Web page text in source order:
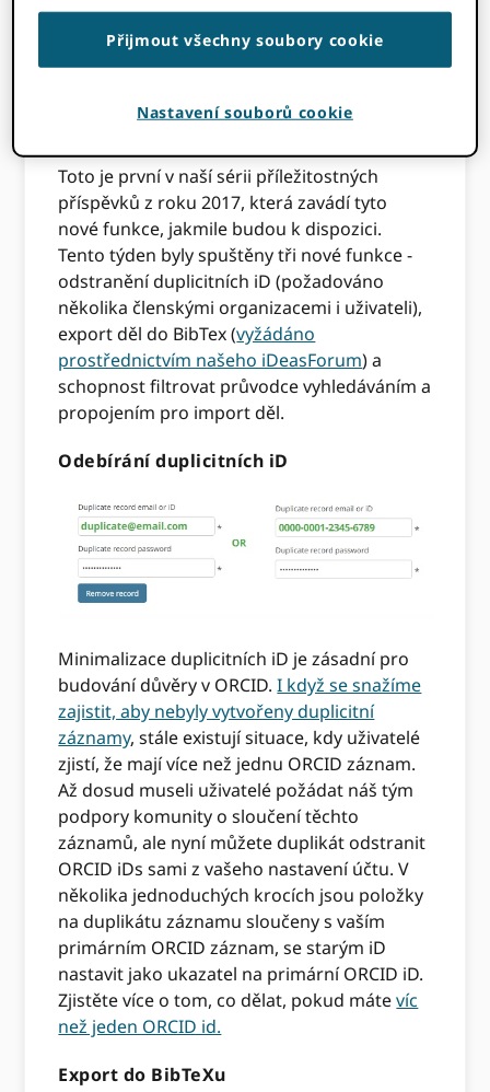
Fórum iDeasa jinde vyvíjíme řadu
jejich ORCID záznam; viz našePlán 2017
Toto je první v naší sérii příležitostných
příspěvků z roku 2017, která zavádí tyto
nové funkce, jakmile budou k dispozici.
Tento týden byly spuštěny tři nové funkce -
odstranění duplicitních iD (požadováno
několika členskými organizacemi i uživateli),
export děl do BibTex (vyžádáno
prostřednictvím našeho iDeasForum) a
schopnost filtrovat průvodce vyhledáváním a
propojením pro import děl.
Odebírání duplicitních iD
Minimalizace duplicitních iD je zásadní pro
budování důvěry v ORCID.I když se snažíme
zajistit, aby nebyly vytvořeny duplicitní
záznamy, stále existují situace, kdy uživatelé
zjistí, že mají více než jednu ORCID záznam.
Až dosud museli uživatelé požádat náš tým
podpory komunity o sloučení těchto
záznamů, ale nyní můžete duplikát odstranit
ORCID iDs sami z vašeho nastavení účtu. V
několika jednoduchých krocích jsou položky
na duplikátu záznamu sloučeny s vaším
primárním ORCID záznam, se starým iD
nastavit jako ukazatel na primární ORCID iD.
Zjistěte více o tom, co dělat, pokud mátevíc
než jeden ORCID id.
Export do BibTeXu
Přijmout všechny soubory cookie
Nastavení souborů cookie